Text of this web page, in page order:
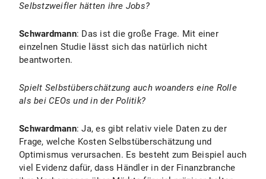
Selbstzweifler hätten ihre Jobs?
Schwardmann: Das ist die große Frage. Mit einer
einzelnen Studie lässt sich das natürlich nicht
beantworten.
Spielt Selbstüberschätzung auch woanders eine Rolle
als bei CEOs und in der Politik?
Schwardmann: Ja, es gibt relativ viele Daten zu der
Frage, welche Kosten Selbstüberschätzung und
Optimismus verursachen. Es besteht zum Beispiel auch
viel Evidenz dafür, dass Händler in der Finanzbranche